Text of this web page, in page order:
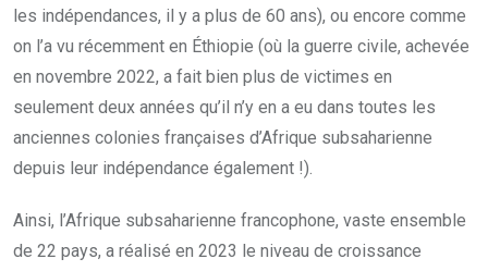
les indépendances, il y a plus de 60 ans), ou encore comme
on l’a vu récemment en Éthiopie (où la guerre civile, achevée
en novembre 2022, a fait bien plus de victimes en
seulement deux années qu’il n’y en a eu dans toutes les
anciennes colonies françaises d’Afrique subsaharienne
depuis leur indépendance également !).
Ainsi, l’Afrique subsaharienne francophone, vaste ensemble
de 22 pays, a réalisé en 2023 le niveau de croissance